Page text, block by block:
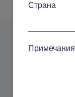
Страна
Примечания